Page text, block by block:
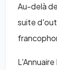
Au-delà
suite